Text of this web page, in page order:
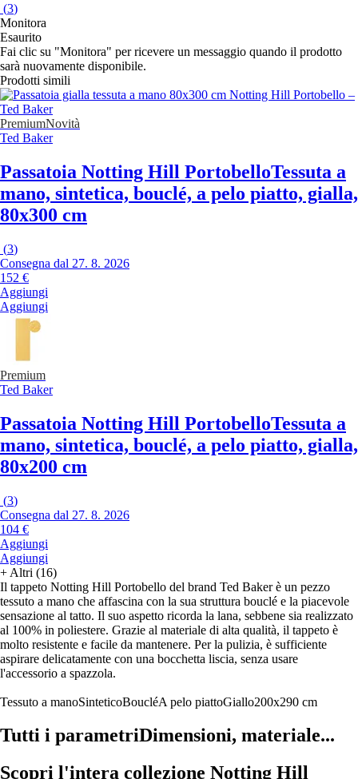
(3)
Monitora
Esaurito
Fai clic su "Monitora" per ricevere un messaggio quando il prodotto
sarà nuovamente disponibile.
Prodotti simili
PremiumNovità
Ted Baker
Passatoia Notting Hill PortobelloTessuta a
mano, sintetica, bouclé, a pelo piatto, gialla,
80x300 cm
(3)
Consegna dal 27. 8. 2026
152 €
Aggiungi
Aggiungi
Premium
Ted Baker
Passatoia Notting Hill PortobelloTessuta a
mano, sintetica, bouclé, a pelo piatto, gialla,
80x200 cm
(3)
Consegna dal 27. 8. 2026
104 €
Aggiungi
Aggiungi
+ Altri (16)
Il tappeto Notting Hill Portobello del brand Ted Baker è un pezzo
tessuto a mano che affascina con la sua struttura bouclé e la piacevole
sensazione al tatto. Il suo aspetto ricorda la lana, sebbene sia realizzato
al 100% in poliestere. Grazie al materiale di alta qualità, il tappeto è
molto resistente e facile da mantenere. Per la pulizia, è sufficiente
aspirare delicatamente con una bocchetta liscia, senza usare
l'accessorio a spazzola.
Tessuto a manoSinteticoBoucléA pelo piattoGiallo200x290 cm
Tutti i parametriDimensioni, materiale...
Scopri l'intera collezione Notting Hill